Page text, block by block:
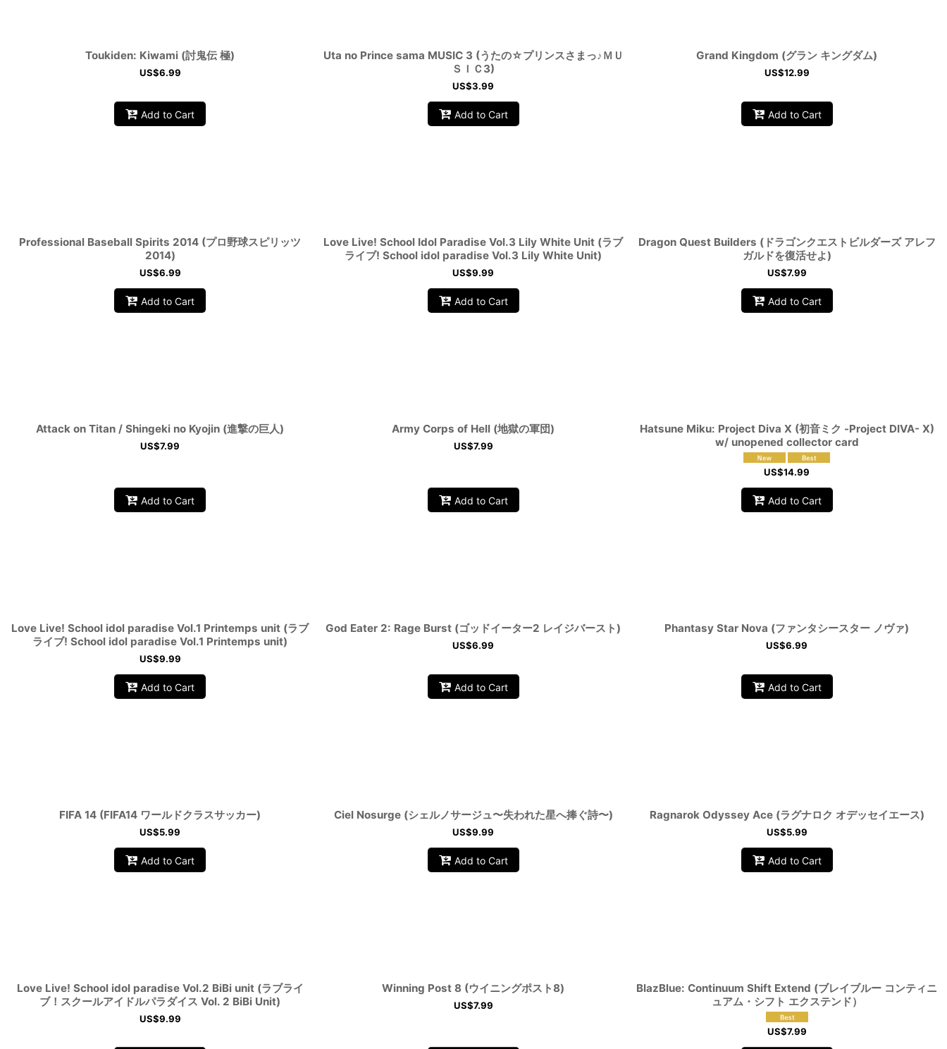
Toukiden: Kiwami (討鬼伝 極)
US$6.99
Add to Cart
Uta no Prince sama MUSIC 3 (うたの☆プリンスさまっ♪ＭＵ
ＳＩＣ3)
US$3.99
Add to Cart
Grand Kingdom (グラン キングダム)
US$12.99
Add to Cart
Professional Baseball Spirits 2014 (プロ野球スピリッツ
2014)
US$6.99
Add to Cart
Love Live! School Idol Paradise Vol.3 Lily White Unit (ラブ
ライブ! School idol paradise Vol.3 Lily White Unit)
US$9.99
Add to Cart
Dragon Quest Builders (ドラゴンクエストビルダーズ アレフ
ガルドを復活せよ)
US$7.99
Add to Cart
Attack on Titan / Shingeki no Kyojin (進撃の巨人)
US$7.99
Add to Cart
Army Corps of Hell (地獄の軍団)
US$7.99
Add to Cart
Hatsune Miku: Project Diva X (初音ミク -Project DIVA- X)
w/ unopened collector card
US$14.99
Add to Cart
Love Live! School idol paradise Vol.1 Printemps unit (ラブ
ライブ! School idol paradise Vol.1 Printemps unit)
US$9.99
Add to Cart
God Eater 2: Rage Burst (ゴッドイーター2 レイジバースト)
US$6.99
Add to Cart
Phantasy Star Nova (ファンタシースター ノヴァ)
US$6.99
Add to Cart
FIFA 14 (FIFA14 ワールドクラスサッカー)
US$5.99
Add to Cart
Ciel Nosurge (シェルノサージュ〜失われた星へ捧ぐ詩〜)
US$9.99
Add to Cart
Ragnarok Odyssey Ace (ラグナロク オデッセイエース)
US$5.99
Add to Cart
Love Live! School idol paradise Vol.2 BiBi unit (ラブライ
ブ！スクールアイドルパラダイス Vol. 2 BiBi Unit)
US$9.99
Winning Post 8 (ウイニングポスト8)
US$7.99
BlazBlue: Continuum Shift Extend (ブレイブルー コンティニ
ュアム・シフト エクステンド）
US$7.99